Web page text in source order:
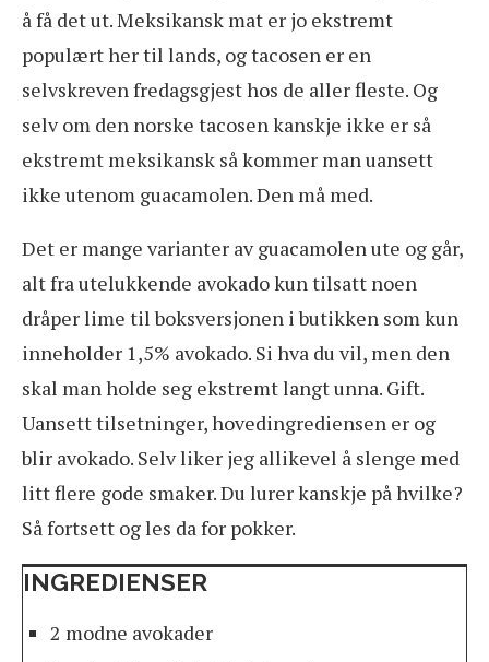
å få det ut. Meksikansk mat er jo ekstremt
populært her til lands, og tacosen er en
selvskreven fredagsgjest hos de aller fleste. Og
selv om den norske tacosen kanskje ikke er så
ekstremt meksikansk så kommer man uansett
ikke utenom guacamolen. Den må med.
Det er mange varianter av guacamolen ute og går,
alt fra utelukkende avokado kun tilsatt noen
dråper lime til boksversjonen i butikken som kun
inneholder 1,5% avokado. Si hva du vil, men den
skal man holde seg ekstremt langt unna. Gift.
Uansett tilsetninger, hovedingrediensen er og
blir avokado. Selv liker jeg allikevel å slenge med
litt flere gode smaker. Du lurer kanskje på hvilke?
Så fortsett og les da for pokker.
INGREDIENSER
2 modne avokader